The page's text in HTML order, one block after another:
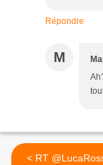
Répondre
M
< RT @LucaRossi369: Ti